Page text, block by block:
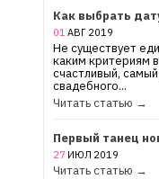
Как выбрать
01 АВГ 2019
Не существует
каким критериям
счастливый,
свадебного...
Читать статью →
Первый танец
27 ИЮЛ 2019
Читать статью →